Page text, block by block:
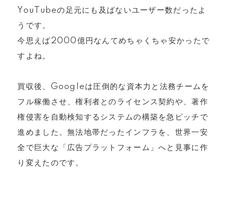
YouTubeの足元にも及ばないユーザー数だったよ
うです。
今思えば2000億円なんてめちゃくちゃ安かったで
すよね。
買収後、Googleは圧倒的な資本力と法務チームを
フル稼働させ、権利者とのライセンス契約や、著作
権侵害を自動検知するシステムの構築を急ピッチで
進めました。無法地帯だったインフラを、世界一安
全で巨大な「広告プラットフォーム」へと見事に作
り変えたのです。